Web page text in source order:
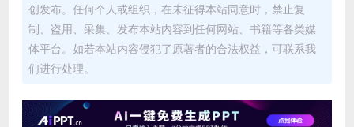
创发布。任何个人或组织，在未征得本站同意时，禁止复
制、盗用、采集、发布本站内容到任何网站、书籍等各类媒
体平台。如若本站内容侵犯了原著者的合法权益，可联系我
们进行处理。